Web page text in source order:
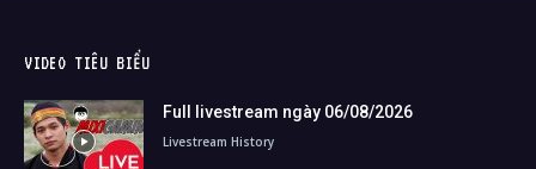
VIDEO TIÊU BIỂU
Full livestream ngày 06/08/2026
Livestream History